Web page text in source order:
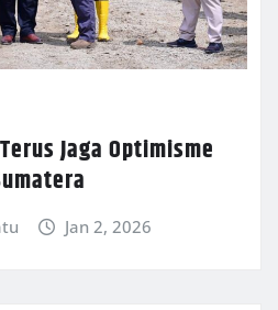
Jaga Optimisme
Jan 2, 2026